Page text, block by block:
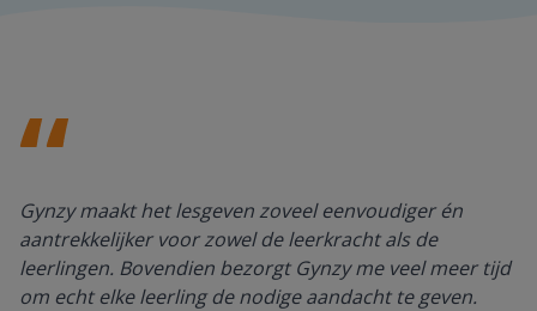
Gynzy maakt het lesgeven zoveel eenvoudiger én
aantrekkelijker voor zowel de leerkracht als de
leerlingen. Bovendien bezorgt Gynzy me veel meer tijd
om echt elke leerling de nodige aandacht te geven.